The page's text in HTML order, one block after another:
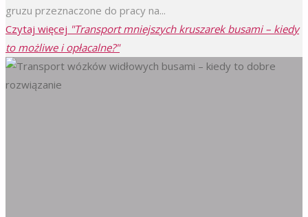
gruzu przeznaczone do pracy na...
Czytaj więcej "Transport mniejszych kruszarek busami – kiedy
to możliwe i opłacalne?"